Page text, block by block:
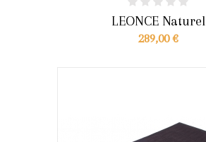
LEONCE Naturel
289,00 €